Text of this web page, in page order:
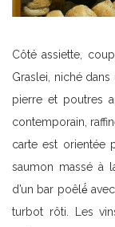
Côté assiette,
Graslei, niché
pierre et poutres
contemporain,
carte est orientée
saumon massé à
d’un bar poêlé́
turbot rôti. Les